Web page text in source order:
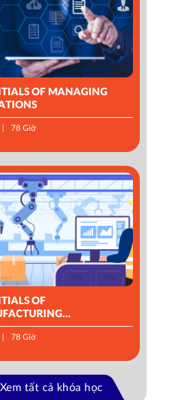
OF MANAGING
78 Giờ
OF
78 Giờ
Xem tất cả khóa học